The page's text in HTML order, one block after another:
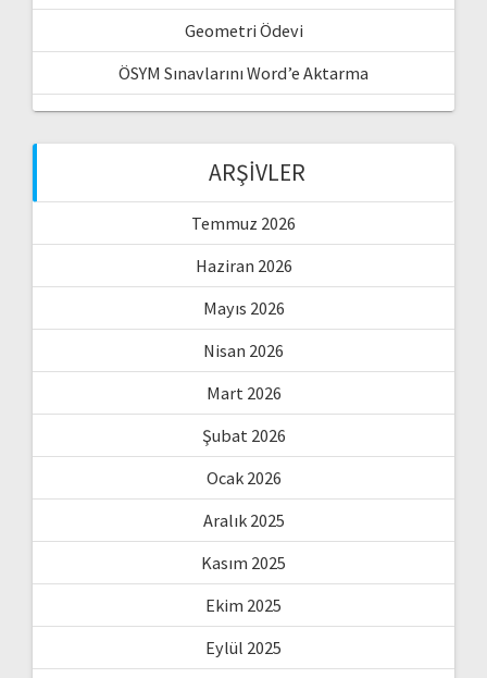
Geometri Ödevi
ÖSYM Sınavlarını Word’e Aktarma
ARŞIVLER
Temmuz 2026
Haziran 2026
Mayıs 2026
Nisan 2026
Mart 2026
Şubat 2026
Ocak 2026
Aralık 2025
Kasım 2025
Ekim 2025
Eylül 2025